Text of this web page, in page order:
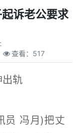
诉老公要求
查看： 517
出轨
冯月)把丈